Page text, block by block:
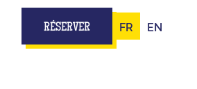
RÉSERVER FR EN